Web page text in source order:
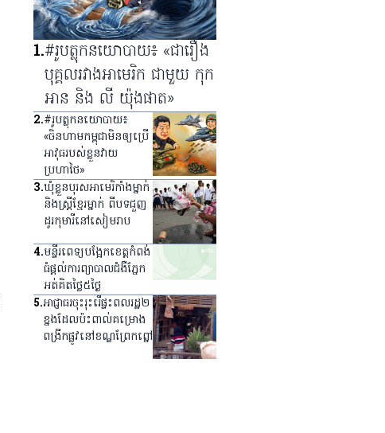
1.#រូបត្លុកនយោបាយ៖ «ជារឿង
បុគ្គលរវាងអាមេរិក ជាមួយ កុក
អាន និង លី យ៉ុងផាត»
2.#រូបត្លុកនយោបាយ៖
«ចិនហាមកម្ពុជាមិនឲ្យប្រើ
អាវុធរបស់ខ្លួនវាយ
ប្រហាថៃ»
3.ឃុំ​ខ្លួន​បុរស​អាមេរិកាំង​ម្នាក់
និង​ស្ត្រី​ខ្មែរ​ម្នាក់ ពី​បទ​ជួញ​
ដូរ​កុមារី​នៅ​សៀមរាប
4.មន្ទីរពេទ្យ​បង្អែក​ខេត្ត​កំពង់
ធំ​ផ្ដល់​ការ​ព្យាបាល​ជំងឺ​ភ្នែក​
អត់​គិត​ថ្លៃ​៥​ថ្ងៃ
5.អាជ្ញាធរ​ចុះ​រុះរើ​ផ្ទះ​ពលរដ្ឋ​២​
ខ្នង​ដែល​ប៉ះពាល់​គម្រោង​
ពង្រីក​ផ្លូវ​នៅ​ខណ្ឌ​ព្រែកព្នៅ